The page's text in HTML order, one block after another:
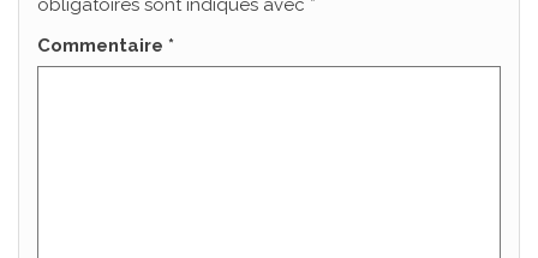
obligatoires sont indiqués avec *
Commentaire *